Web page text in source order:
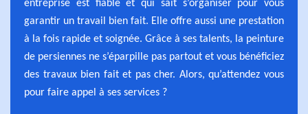
entreprise est fiable et qui sait s’organiser pour vous
garantir un travail bien fait. Elle offre aussi une prestation
à la fois rapide et soignée. Grâce à ses talents, la peinture
de persiennes ne s’éparpille pas partout et vous bénéficiez
des travaux bien fait et pas cher. Alors, qu’attendez vous
pour faire appel à ses services ?